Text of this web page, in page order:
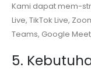
Kami dapat mem-
Live, TikTok Live,
Teams, Google
5.